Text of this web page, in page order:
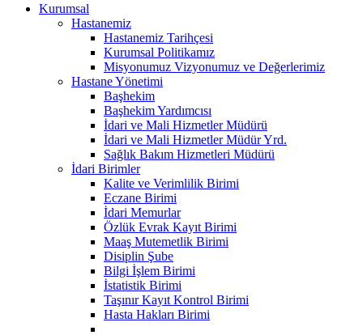
Kurumsal
Hastanemiz
Hastanemiz Tarihçesi
Kurumsal Politikamız
Misyonumuz Vizyonumuz ve Değerlerimiz
Hastane Yönetimi
Başhekim
Başhekim Yardımcısı
İdari ve Mali Hizmetler Müdürü
İdari ve Mali Hizmetler Müdür Yrd.
Sağlık Bakım Hizmetleri Müdürü
İdari Birimler
Kalite ve Verimlilik Birimi
Eczane Birimi
İdari Memurlar
Özlük Evrak Kayıt Birimi
Maaş Mutemetlik Birimi
Disiplin Şube
Bilgi İşlem Birimi
İstatistik Birimi
Taşınır Kayıt Kontrol Birimi
Hasta Hakları Birimi